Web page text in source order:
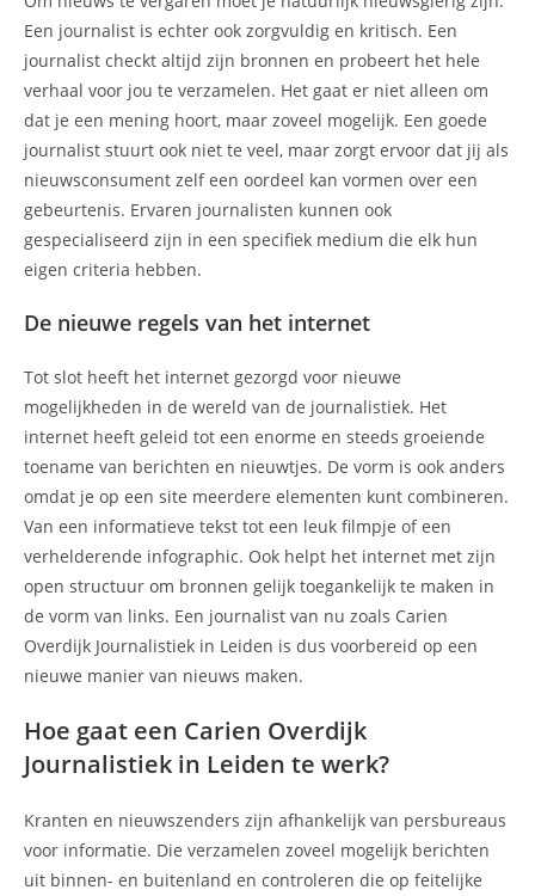
Een journalist is echter ook zorgvuldig en kritisch. Een
journalist checkt altijd zijn bronnen en probeert het hele
verhaal voor jou te verzamelen. Het gaat er niet alleen om
dat je een mening hoort, maar zoveel mogelijk. Een goede
journalist stuurt ook niet te veel, maar zorgt ervoor dat jij als
nieuwsconsument zelf een oordeel kan vormen over een
gebeurtenis. Ervaren journalisten kunnen ook
gespecialiseerd zijn in een specifiek medium die elk hun
eigen criteria hebben.
De nieuwe regels van het internet
Tot slot heeft het internet gezorgd voor nieuwe
mogelijkheden in de wereld van de journalistiek. Het
internet heeft geleid tot een enorme en steeds groeiende
toename van berichten en nieuwtjes. De vorm is ook anders
omdat je op een site meerdere elementen kunt combineren.
Van een informatieve tekst tot een leuk filmpje of een
verhelderende infographic. Ook helpt het internet met zijn
open structuur om bronnen gelijk toegankelijk te maken in
de vorm van links. Een journalist van nu zoals Carien
Overdijk Journalistiek in Leiden is dus voorbereid op een
nieuwe manier van nieuws maken.
Hoe gaat een Carien Overdijk
Journalistiek in Leiden te werk?
Kranten en nieuwszenders zijn afhankelijk van persbureaus
voor informatie. Die verzamelen zoveel mogelijk berichten
uit binnen- en buitenland en controleren die op feitelijke